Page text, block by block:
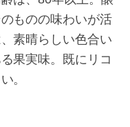
ものの味わいが活
素晴らしい色合い
果実味。既にリコ
。